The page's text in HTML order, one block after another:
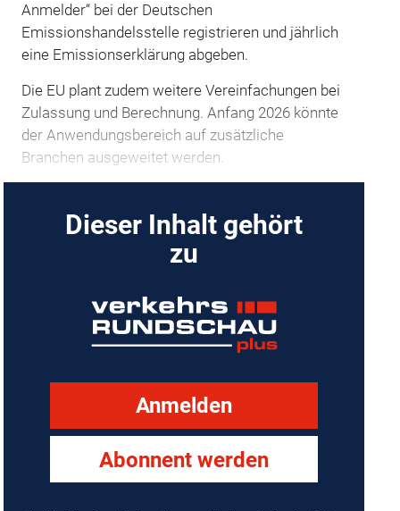
Anmelder“ bei der Deutschen
Emissionshandelsstelle registrieren und jährlich
eine Emissionserklärung abgeben.
Die EU plant zudem weitere Vereinfachungen bei
Zulassung und Berechnung. Anfang 2026 könnte
der Anwendungsbereich auf zusätzliche
Branchen ausgeweitet werden.
Dieser Inhalt gehört
zu
Anmelden
Abonnent werden